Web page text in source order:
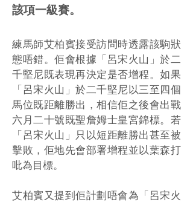
該項一級賽。
練馬師艾柏賓接受訪問時透露該駒狀
態唔錯。佢會根據「呂宋火山」於二
千堅尼既表現再決定是否增程。如果
「呂宋火山」於二千堅尼以三至四個
馬位既距離勝出，相信佢之後會出戰
六月二十號既聖詹姆士皇宮錦標。若
「呂宋火山」只以短距離勝出甚至被
擊敗，佢地先會部署增程並以葉森打
吡為目標。
艾柏賓又提到佢計劃唔會為「呂宋火